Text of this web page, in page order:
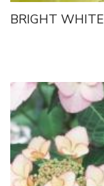
BRIGHT WHITE